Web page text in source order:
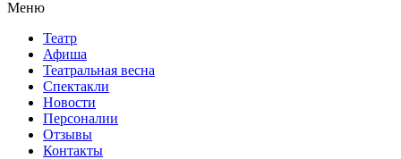
Меню
Театр
Афиша
Театральная весна
Спектакли
Новости
Персоналии
Отзывы
Контакты